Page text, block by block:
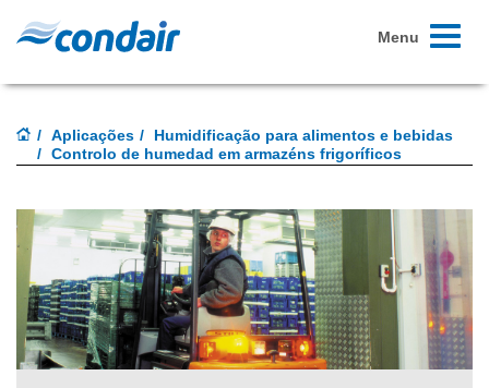
Toggle
Menu
Aplicações
Humidificação para alimentos e bebidas
Controlo de humedad em armazéns frigoríficos